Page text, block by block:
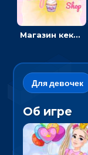
Магазин кексов: повторять сладости с картинки или продавать вкусняшки
Для девочек
Об игре